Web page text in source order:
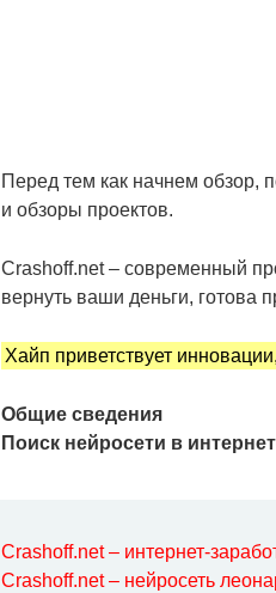
Перед тем как начнем обзор,
и обзоры проектов.
Crashoff.net – современный
вернуть ваши деньги, готова
Хайп приветствует
Общие сведения
Поиск нейросети в
Crashoff.net – интернет-
Crashoff.net – нейросеть